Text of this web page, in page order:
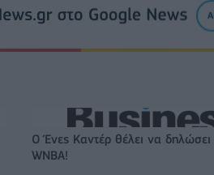
Ο Ένες Καντέρ θέλει να
WNBA!